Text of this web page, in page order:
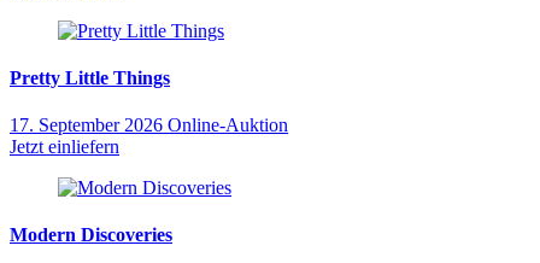
Pretty Little Things
17. September 2026 Online-Auktion
Jetzt einliefern
Modern Discoveries